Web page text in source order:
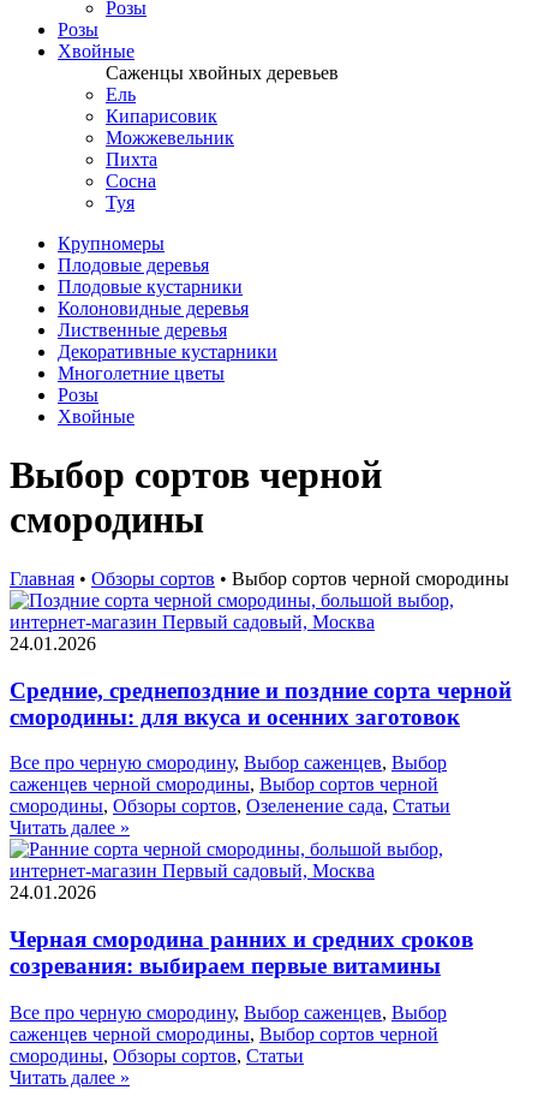
Розы
Розы
Хвойные
Саженцы хвойных деревьев
Ель
Кипарисовик
Можжевельник
Пихта
Сосна
Туя
Крупномеры
Плодовые деревья
Плодовые кустарники
Колоновидные деревья
Лиственные деревья
Декоративные кустарники
Многолетние цветы
Розы
Хвойные
Выбор сортов черной
смородины
Главная • Обзоры сортов • Выбор сортов черной смородины
24.01.2026
Средние, среднепоздние и поздние сорта черной
смородины: для вкуса и осенних заготовок
Все про черную смородину, Выбор саженцев, Выбор
саженцев черной смородины, Выбор сортов черной
смородины, Обзоры сортов, Озеленение сада, Статьи
Читать далее »
24.01.2026
Черная смородина ранних и средних сроков
созревания: выбираем первые витамины
Все про черную смородину, Выбор саженцев, Выбор
саженцев черной смородины, Выбор сортов черной
смородины, Обзоры сортов, Статьи
Читать далее »